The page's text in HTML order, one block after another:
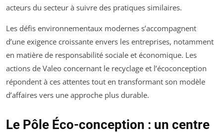
acteurs du secteur à suivre des pratiques similaires.
Les défis environnementaux modernes s’accompagnent
d’une exigence croissante envers les entreprises, notamment
en matière de responsabilité sociale et économique. Les
actions de Valeo concernant le recyclage et l’écoconception
répondent à ces attentes tout en transformant son modèle
d’affaires vers une approche plus durable.
Le Pôle Éco-conception : un centre